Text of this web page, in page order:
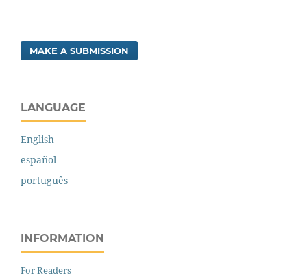
MAKE A SUBMISSION
LANGUAGE
English
español
português
INFORMATION
For Readers